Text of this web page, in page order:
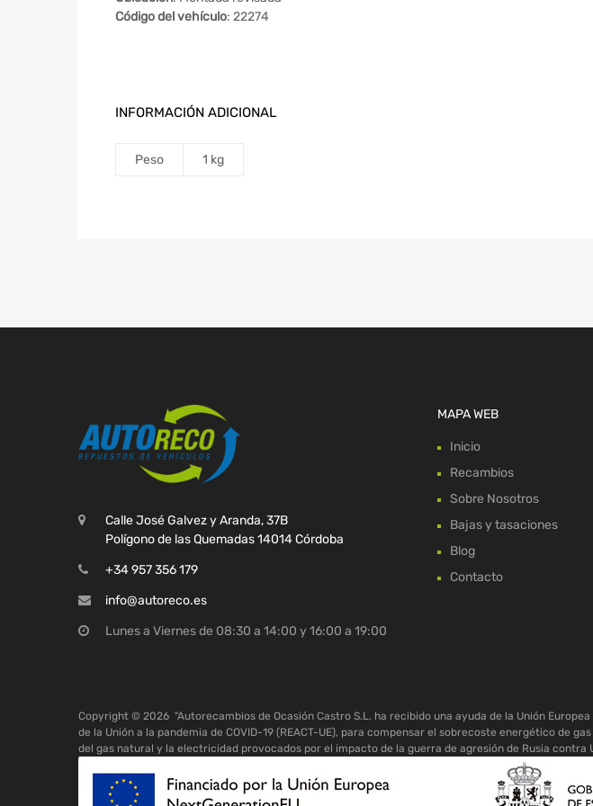
Código del vehículo: 22274
INFORMACIÓN ADICIONAL
Peso 1 kg
Calle José Galvez y Aranda, 37B
Polígono de las Quemadas 14014 Córdoba
+34 957 356 179
info@autoreco.es
Lunes a Viernes de 08:30 a 14:00 y 16:00 a 19:00
MAPA WEB
Inicio
Recambios
Sobre Nosotros
Bajas y tasaciones
Blog
Contacto
Copyright © 2026 "Autorecambios de Ocasión Castro S.L. ha recibido una ayuda de la Unión
de la Unión a la pandemia de COVID-19 (REACT-UE), para compensar el sobrecoste energético
del gas natural y la electricidad provocados por el impacto de la guerra de agresión de Rusia contra